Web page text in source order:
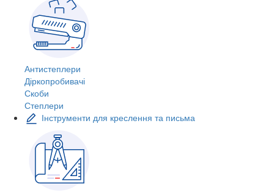
Антистеплери
Діркопробивачі
Скоби
Степлери
Інструменти для креслення та письма